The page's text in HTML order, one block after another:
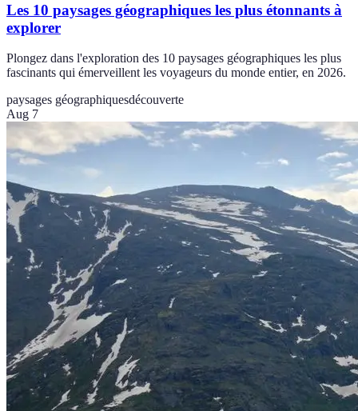
Les 10 paysages géographiques les plus étonnants à
explorer
Plongez dans l'exploration des 10 paysages géographiques les plus
fascinants qui émerveillent les voyageurs du monde entier, en 2026.
paysages géographiquesdécouverte
Aug 7